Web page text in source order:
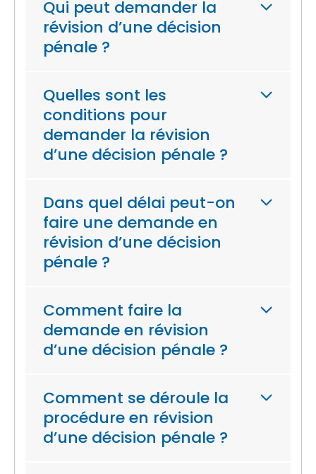
Qui peut demander la
révision d’une décision
pénale ?
Quelles sont les
conditions pour
demander la révision
d’une décision pénale ?
Dans quel délai peut-on
faire une demande en
révision d’une décision
pénale ?
Comment faire la
demande en révision
d’une décision pénale ?
Comment se déroule la
procédure en révision
d’une décision pénale ?